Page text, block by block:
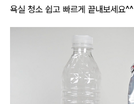
욕실 청소 쉽고 빠르게 끝내보세요^^